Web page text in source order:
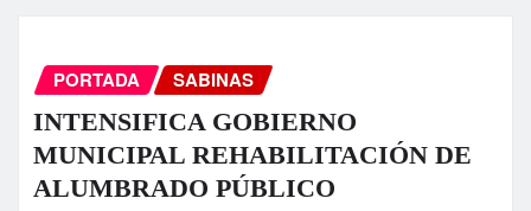
PORTADA SABINAS
INTENSIFICA GOBIERNO
MUNICIPAL REHABILITACIÓN DE
ALUMBRADO PÚBLICO